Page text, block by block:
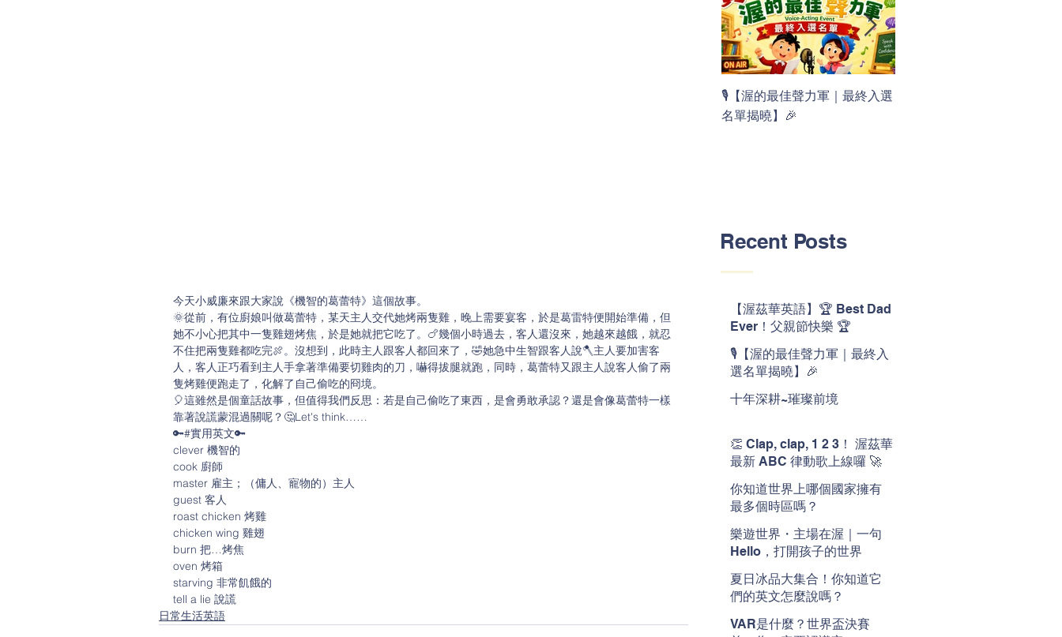
🎙️【渥的最佳聲力軍｜最終入選
名單揭曉】🎉
Recent Posts
【渥茲華英語】🏆 Best Dad
Ever！父親節快樂 🏆
🎙️【渥的最佳聲力軍｜最終入
選名單揭曉】🎉
十年深耕~璀璨前境
👏 Clap, clap, 1 2 3！ 渥茲華
最新 ABC 律動歌上線囉 🚀
你知道世界上哪個國家擁有
最多個時區嗎？
樂遊世界・主場在渥｜一句
Hello，打開孩子的世界
夏日冰品大集合！你知道它
們的英文怎麼說嗎？
VAR是什麼？世界盃決賽
今天小威廉來跟大家說《機智的葛蕾特》這個故事。
🌞從前，有位廚娘叫做葛蕾特，某天主人交代她烤兩隻雞，晚上需要宴客，於是葛雷特便開始準備，但
她不小心把其中一隻雞翅烤焦，於是她就把它吃了。🍗幾個小時過去，客人還沒來，她越來越餓，就忍
不住把兩隻雞都吃完🍖。沒想到，此時主人跟客人都回來了，🤣她急中生智跟客人說🪓主人要加害客
人，客人正巧看到主人手拿著準備要切雞肉的刀，嚇得拔腿就跑，同時，葛蕾特又跟主人說客人偷了兩
隻烤雞便跑走了，化解了自己偷吃的冏境。
🎈這雖然是個童話故事，但值得我們反思：若是自己偷吃了東西，是會勇敢承認？還是會像葛蕾特一樣
靠著說謊蒙混過關呢？🤔Let's think……
🔑#實用英文🔑
clever 機智的
cook 廚師
master 雇主；（傭人、寵物的）主人
guest 客人
roast chicken 烤雞
chicken wing 雞翅
burn 把…烤焦
oven 烤箱
starving 非常飢餓的
tell a lie 說謊
日常生活英語